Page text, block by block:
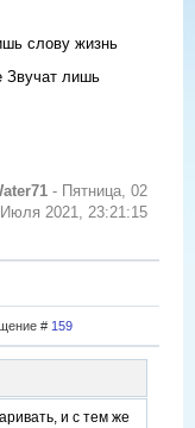
слову жизнь
Звучат лишь
- Пятница, 02
Июля 2021, 23:21:15
# 159
и с тем же